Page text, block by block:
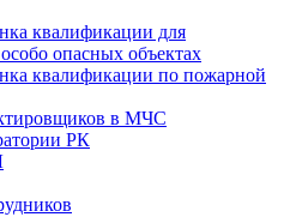
квалификации для
опасных объектах
квалификации по пожарной
в МЧС
РК